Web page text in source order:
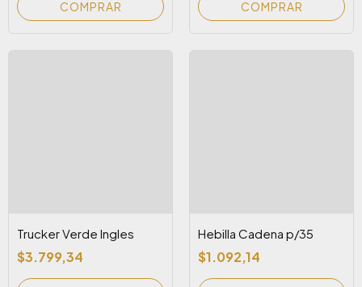
Trucker Verde Ingles
$3.799,34
Hebilla Cadena p/35
$1.092,14